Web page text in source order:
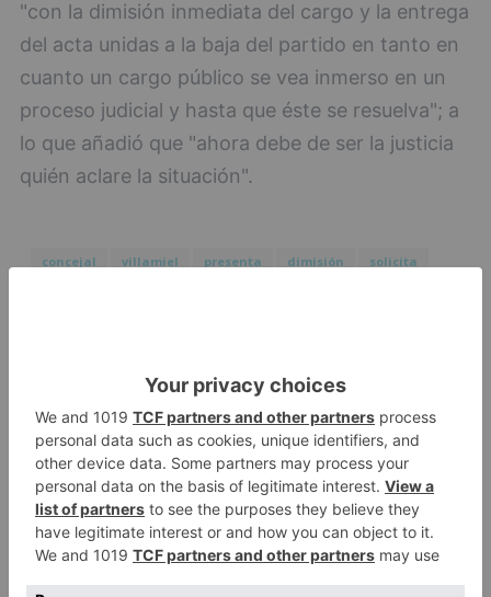
"con la dimisión inmediata del cargo y la entrega
del acta unidas a la baja del partido en tanto en
cuanto un cargo público se vea inmerso en un
proceso judicial y hasta que éste se resuelva"; a
lo que añadió que "ahora debe de ser la justicia
quién aclare la situación".
concejal villamiel presenta dimisión
solicita
LO + VISTO
1
Barrio (PSOE) denuncia que la
apertura del Castillo responde a
“una foto” y no a la culminación
del proyecto
2
El poblado de El Encuentro de
Burgos a punto de culminar su
proceso de realojo